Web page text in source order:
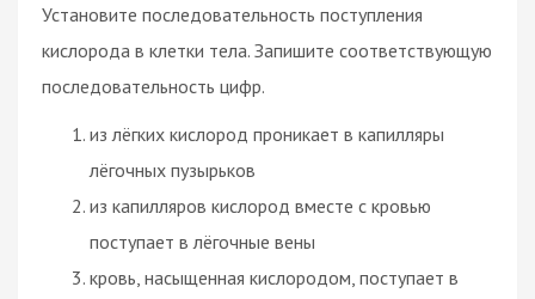
Установите последовательность поступления
кислорода в клетки тела. Запишите соответствующую
последовательность цифр.
из лёгких кислород проникает в капилляры
лёгочных пузырьков
из капилляров кислород вместе с кровью
поступает в лёгочные вены
кровь, насыщенная кислородом, поступает в